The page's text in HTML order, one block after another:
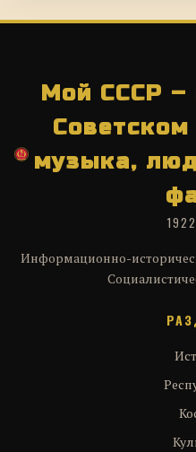
Мой СССР –
музыка,
Информационно-